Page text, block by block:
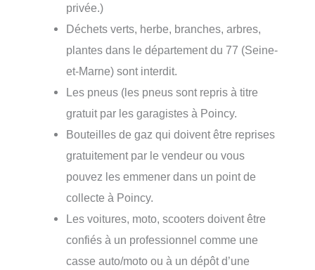
privée.)
Déchets verts, herbe, branches, arbres,
plantes dans le département du 77 (Seine-
et-Marne) sont interdit.
Les pneus (les pneus sont repris à titre
gratuit par les garagistes à Poincy.
Bouteilles de gaz qui doivent être reprises
gratuitement par le vendeur ou vous
pouvez les emmener dans un point de
collecte à Poincy.
Les voitures, moto, scooters doivent être
confiés à un professionnel comme une
casse auto/moto ou à un dépôt d’une